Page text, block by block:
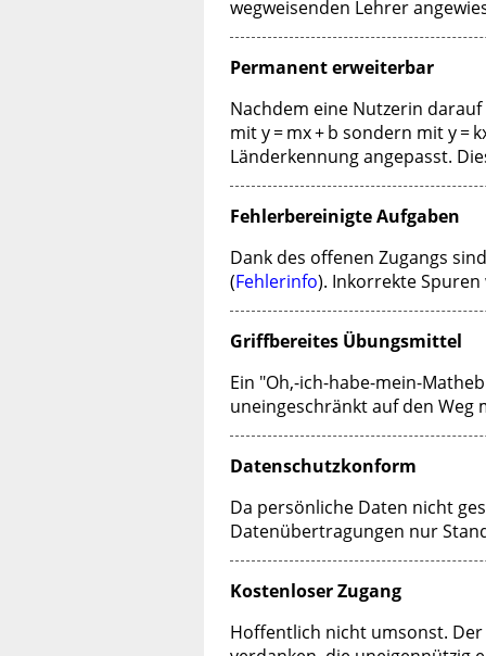
wegweisenden Lehrer
Permanent erweiterbar
Nachdem eine Nutzerin
mity = mx + b sondern mity =
Länderkennung angepasst.
Fehlerbereinigte Aufgaben
Dank des offenen Zugangs
(Fehlerinfo). Inkorrekte
Griffbereites Übungsmittel
Ein "Oh,-ich-habe-mein-
uneingeschränkt auf den Weg
Datenschutzkonform
Da persönliche Daten nicht
Datenübertragungen nur
Kostenloser Zugang
Hoffentlich nicht umsonst.